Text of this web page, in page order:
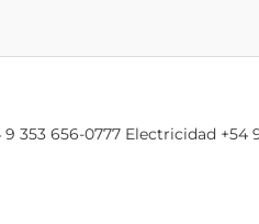
353 656-0777 Electricidad +54